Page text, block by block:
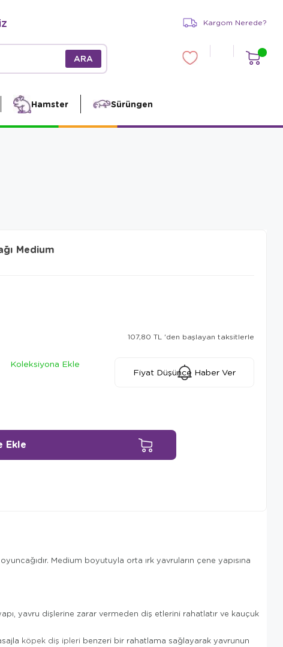
Kargom Nerede?
Hamster Sürüngen
Medium
107,80 TL 'den başlayan taksitlerle
Koleksiyona Ekle
Fiyat Düşünce Haber Ver
Medium boyutuyla orta ırk yavruların çene yapısına
yavru dişlerine zarar vermeden diş etlerini rahatlatır ve kauçuk
köpek diş ipleri benzeri bir rahatlama sağlayarak yavrunun